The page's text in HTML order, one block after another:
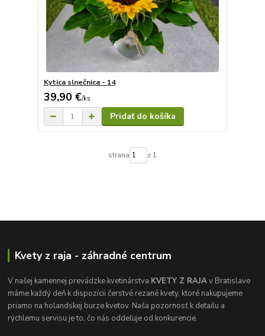
Kytica slnečnica - 14
39,90 €/ks
Pridať do košíka
strana z 1
Kvety z raja - záhradné centrum
V našej kamennej prevádzke kvetinárstva KVETY Z RAJAv Bratislave
máme každý deň k dispozícii čerstvé rezané kvety, ktoré nakupujeme
priamo na holandskej burze kvetov. Naša pozornosť k detailu a
rýchlemu servisu je to, čo nás oddeľuje od konkurencie.